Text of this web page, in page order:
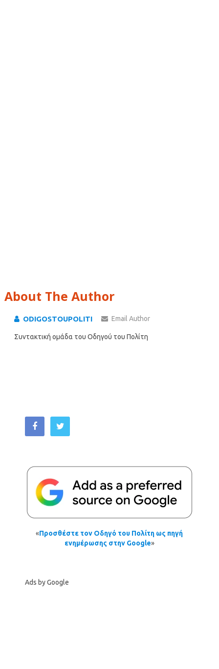
About The Author
ODIGOSTOUPOLITI Email Author
Συντακτική ομάδα του Οδηγού του Πολίτη
«Προσθέστε τον Οδηγό του Πολίτη ως πηγή
ενημέρωσης στην Google»
Ads by Google